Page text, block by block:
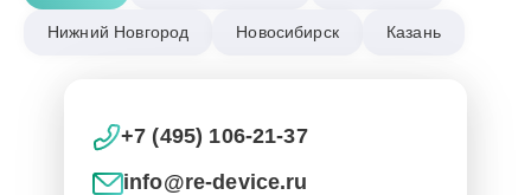
Нижний Новгород Новосибирск Казань
+7 (495) 106-21-37
info@re-device.ru